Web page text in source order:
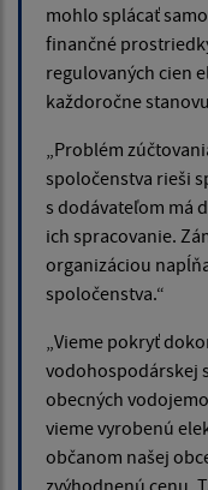
mohlo splácať
finančné
regulovaných cien
každoročne
„Problém
spoločenstva rieši
s dodávateľom má
ich spracovanie.
organizáciou
spoločenstva.“
„Vieme pokryť
vodohospodárskej
obecných
vieme vyrobenú
občanom našej